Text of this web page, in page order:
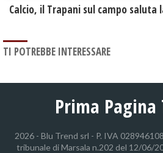
Calcio, il Trapani sul campo saluta
TI POTREBBE INTERESSARE
Prima
2026 - Blu Trend srl - P. IVA
tribunale di Marsala n.202 del 12/06/